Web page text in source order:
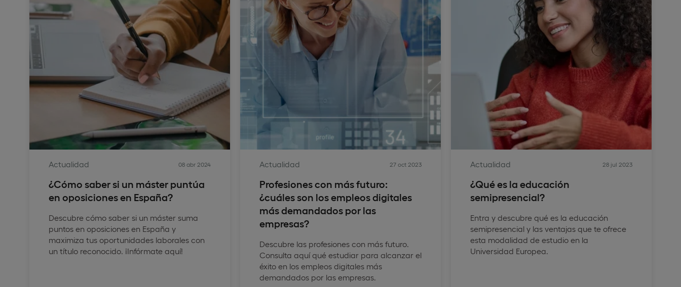
Actualidad 08 abr 2024
¿Cómo saber si un máster puntúa
en oposiciones en España?
Descubre cómo saber si un máster suma
puntos en oposiciones en España y
maximiza tus oportunidades laborales con
un título reconocido. ¡Infórmate aquí!
Actualidad 27 oct 2023
Profesiones con más futuro:
¿cuáles son los empleos digitales
más demandados por las
empresas?
Descubre las profesiones con más futuro.
Consulta aquí qué estudiar para alcanzar el
éxito en los empleos digitales más
demandados por las empresas.
Actualidad 28 jul 2023
¿Qué es la educación
semipresencial?
Entra y descubre qué es la educación
semipresencial y las ventajas que te ofrece
esta modalidad de estudio en la
Universidad Europea.